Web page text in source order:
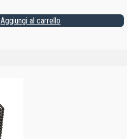
Aggiungi al carrello